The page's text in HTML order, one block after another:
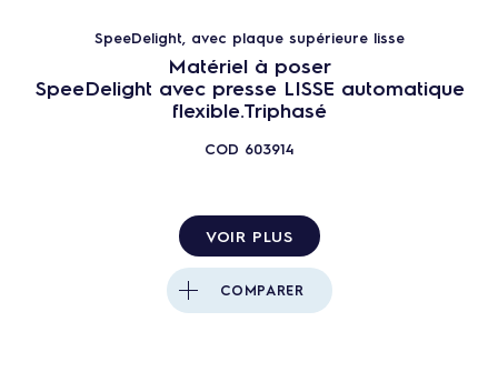
SpeeDelight, avec plaque supérieure lisse
Matériel à poser
SpeeDelight avec presse LISSE automatique
flexible.Triphasé
COD 603914
VOIR PLUS
COMPARER